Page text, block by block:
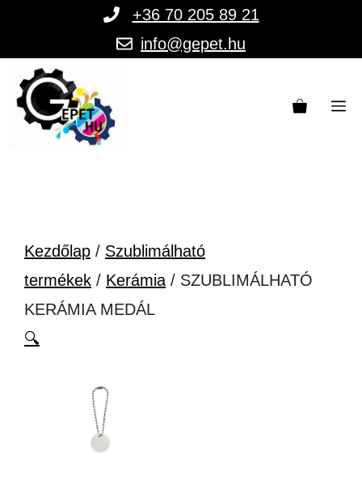
tartalomba
+36 70 205 89 21
info@gepet.hu
Kezdőlap / Szublimálható
termékek / Kerámia / SZUBLIMÁLHATÓ
KERÁMIA MEDÁL
🔍